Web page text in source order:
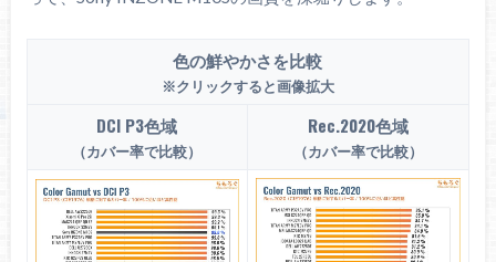
色の鮮やかさを比較
※クリックすると画像拡大
DCI P3色域
（カバー率で比較）
Rec.2020色域
（カバー率で比較）